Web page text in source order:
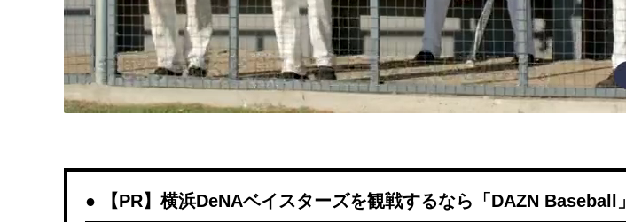
【PR】横浜DeNAベイスターズを観戦するなら「DAZN Baseball」